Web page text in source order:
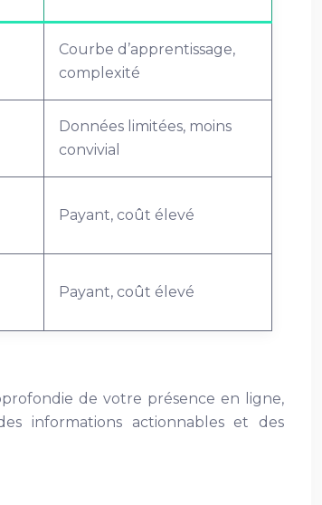
Courbe d’apprentissage,
complexité
Données limitées, moins
convivial
Payant, coût élevé
Payant, coût élevé
de votre présence en ligne,
informations actionnables et des